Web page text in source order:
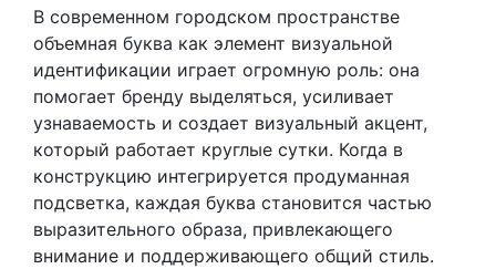
В современном городском пространстве
объемная буква как элемент визуальной
идентификации играет огромную роль: она
помогает бренду выделяться, усиливает
узнаваемость и создает визуальный акцент,
который работает круглые сутки. Когда в
конструкцию интегрируется продуманная
подсветка, каждая буква становится частью
выразительного образа, привлекающего
внимание и поддерживающего общий стиль.